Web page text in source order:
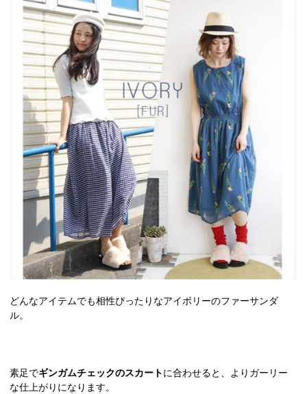
どんなアイテムでも相性ぴったりなアイボリーのファーサンダ
ル。
素足でギンガムチェックのスカートに合わせると、よりガーリー
な仕上がりになります。